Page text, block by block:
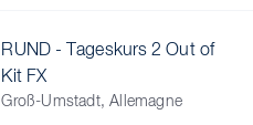
RUND - Tageskurs 2 Out of
Kit FX
Groß-Umstadt, Allemagne